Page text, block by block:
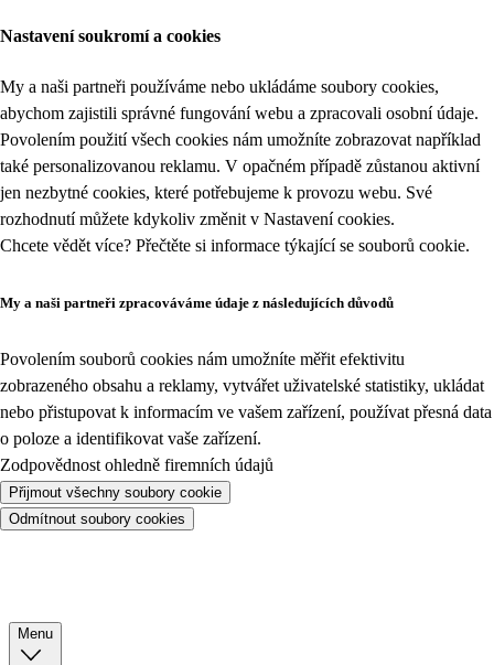
Nastavení soukromí a cookies
My a naši partneři používáme nebo ukládáme soubory cookies,
abychom zajistili správné fungování webu a zpracovali osobní údaje.
Povolením použití všech cookies nám umožníte zobrazovat například
také personalizovanou reklamu. V opačném případě zůstanou aktivní
jen nezbytné cookies, které potřebujeme k provozu webu. Své
rozhodnutí můžete kdykoliv změnit v Nastavení cookies.
Chcete vědět více? Přečtěte si informace týkající se souborů cookie.
My a naši partneři zpracováváme údaje z následujících důvodů
Povolením souborů cookies nám umožníte měřit efektivitu
zobrazeného obsahu a reklamy, vytvářet uživatelské statistiky, ukládat
nebo přistupovat k informacím ve vašem zařízení, používat přesná data
o poloze a identifikovat vaše zařízení.
Zodpovědnost ohledně firemních údajů
Přijmout všechny soubory cookie
Odmítnout soubory cookies
Menu